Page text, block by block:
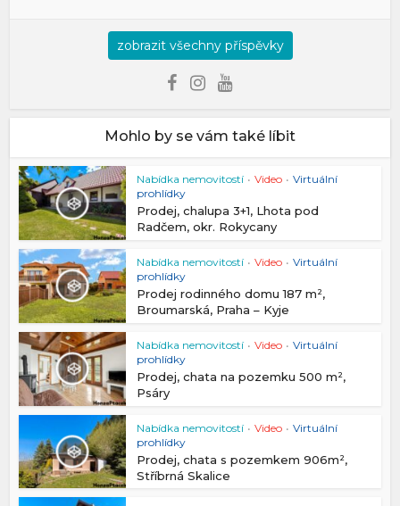
zobrazit všechny příspěvky
Mohlo by se vám také líbit
Nabídka nemovitostí • Video • Virtuální
prohlídky
Prodej, chalupa 3+1, Lhota pod
Radčem, okr. Rokycany
Nabídka nemovitostí • Video • Virtuální
prohlídky
Prodej rodinného domu 187 m²,
Broumarská, Praha – Kyje
Nabídka nemovitostí • Video • Virtuální
prohlídky
Prodej, chata na pozemku 500 m²,
Psáry
Nabídka nemovitostí • Video • Virtuální
prohlídky
Prodej, chata s pozemkem 906m²,
Stříbrná Skalice